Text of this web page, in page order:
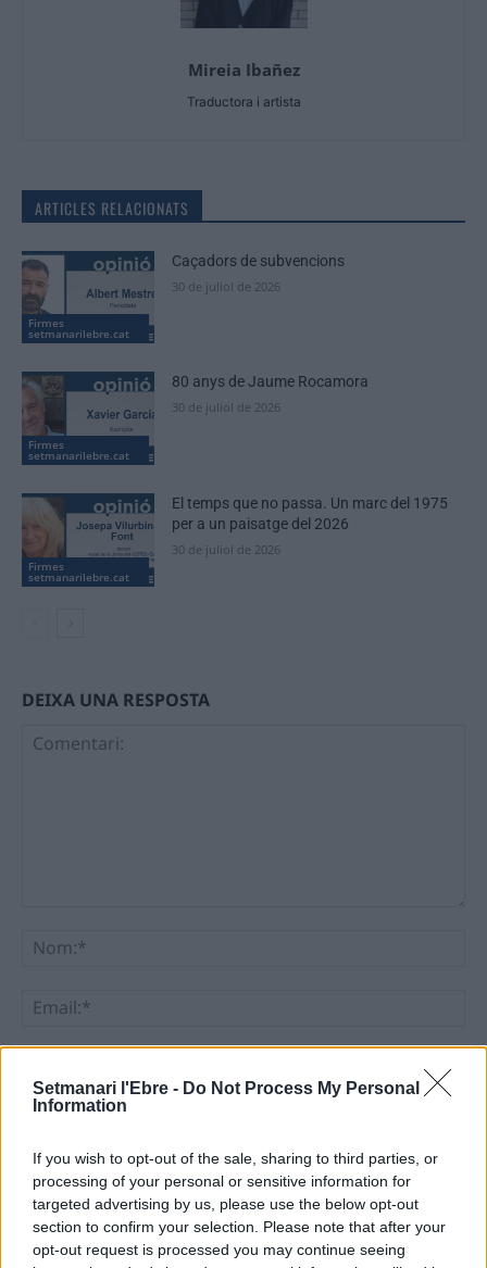
Setmanari l'Ebre - Do Not Process My Personal
Information
If you wish to opt-out of the sale, sharing to third parties, or
processing of your personal or sensitive information for
targeted advertising by us, please use the below opt-out
section to confirm your selection. Please note that after your
opt-out request is processed you may continue seeing
Mireia Ibañez
Traductora i artista
ARTICLES RELACIONATS
Firmes
setmanarilebre.cat
Caçadors de subvencions
30 de juliol de 2026
Firmes
setmanarilebre.cat
80 anys de Jaume Rocamora
30 de juliol de 2026
Firmes
setmanarilebre.cat
El temps que no passa. Un marc del 1975
per a un paisatge del 2026
30 de juliol de 2026
DEIXA UNA RESPOSTA